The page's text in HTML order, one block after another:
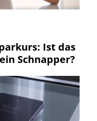
Ist das
Schnapper?